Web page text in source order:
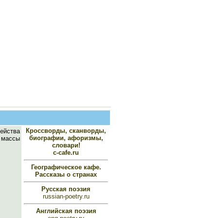
массы
Кроссворды, сканворды,
биографии, афоризмы,
словари!
c-cafe.ru
Географическое кафе.
Рассказы о странах
Русская поэзия
russian-poetry.ru
Английская поэзия